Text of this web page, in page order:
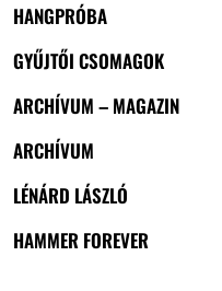
HANGPRÓBA
GYŰJTŐI CSOMAGOK
ARCHÍVUM – MAGAZIN
ARCHÍVUM
LÉNÁRD LÁSZLÓ
HAMMER FOREVER